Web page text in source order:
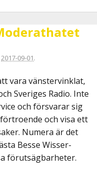
2017-09-01.
vara vänstervinklat,
Sveriges Radio. Inte
och försvarar sig
och visa ett
Numera är det
Besse Wisser-
förutsägbarheter.